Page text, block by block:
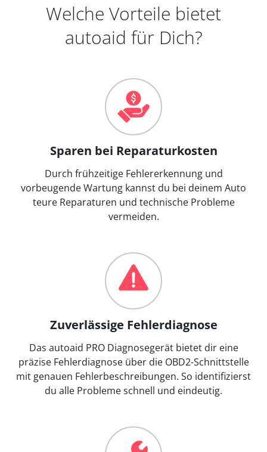
Welche Vorteile bietet
autoaid für Dich?
Sparen bei Reparaturkosten
Durch frühzeitige Fehlererkennung und
vorbeugende Wartung kannst du bei deinem Auto
teure Reparaturen und technische Probleme
vermeiden.
Zuverlässige Fehlerdiagnose
Das autoaid PRO Diagnosegerät bietet dir eine
präzise Fehlerdiagnose über die OBD2-Schnittstelle
mit genauen Fehlerbeschreibungen. So identifizierst
du alle Probleme schnell und eindeutig.